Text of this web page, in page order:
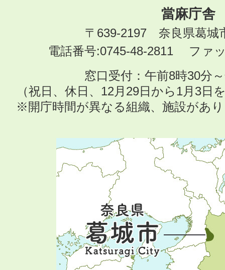
當麻庁舎
〒639-2197 奈良県葛城
電話番号:0745-48-2811 ファ
窓口受付：午前8時30分
（祝日、休日、12月29日から1月3日
※開庁時間が異なる組織、施設があ